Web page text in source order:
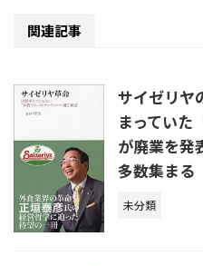
関連記事
サイゼリヤ
まっていた
が廃業を発
多数集まる
未分類